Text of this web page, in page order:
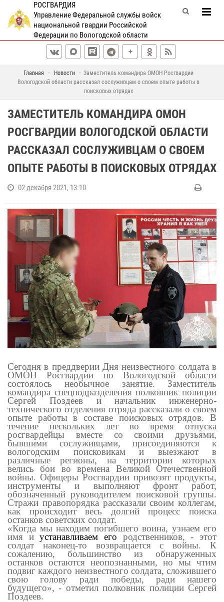
РОСГВАРДИЯ
Управление Федеральной службы войск
национальной гвардии Российской
Федерации по Вологодской области
Главная Новости
Заместитель командира ОМОН Росгвардии
Вологодской области рассказал сослуживцам о своем опыте работы в
поисковых отрядах
ЗАМЕСТИТЕЛЬ КОМАНДИРА ОМОН
РОСГВАРДИИ ВОЛОГОДСКОЙ ОБЛАСТИ
РАССКАЗАЛ СОСЛУЖИВЦАМ О СВОЕМ
ОПЫТЕ РАБОТЫ В ПОИСКОВЫХ ОТРЯДАХ
02 декабря 2021, 13:10
Сегодня в преддверии Дня неизвестного солдата в
ОМОН Росгвардии по Вологодской области
состоялось необычное занятие. Заместитель
командира спецподразделения полковник полиции
Сергей Поздеев и начальник инженерно-
технического отделения отряда рассказали о своем
опыте работы в составе поисковых отрядов. В
течение нескольких лет во время отпуска
росгвардейцы вместе со своими друзьями,
бывшими сослуживцами, присоединяются к
вологодским поисковикам и выезжают в
различные регионы, на территории которых
велись бои во времена Великой Отечественной
войны. Офицеры Росгвардии привозят продукты,
инструменты и выполняют фронт работ,
обозначенный руководителем поисковой группы.
Стражи правопорядка рассказали своим коллегам,
как происходит весь долгий процесс поиска
останков советских солдат.
«Когда мы находим погибшего воина, узнаем его
имя иустанавливаем его родственников, - этот
солдат наконец-то возвращается с войны. К
сожалению, большинство из обнаруженных
останков остаются неопознанными, но мы чтим
подвиг каждого неизвестного солдата, сложившего
свою голову ради победы, ради нашего
будущего», - отметил полковник полиции Сергей
Поздеев.